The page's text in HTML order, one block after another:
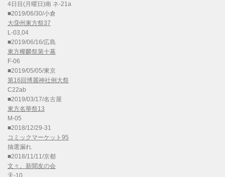
4日目(月曜日)南 ネ-21a
■2019/06/30/小倉
大⑨州東方祭37
L-03,04
■2019/06/16/広島
東方椰麟祭第十幕
F-06
■2019/05/05/東京
第16回博麗神社例大祭
C22ab
■2019/03/17/名古屋
東方名華祭13
M-05
■2018/12/29-31
コミックマーケット95
抽選漏れ
■2018/11/11/京都
文々。新聞友の会
天-10